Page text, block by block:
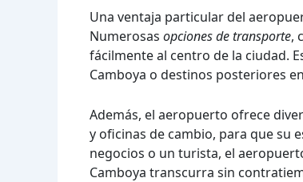
Una ventaja particular del
Numerosas opciones de transporte,
fácilmente al centro de la ciudad.
Camboya o destinos posteriores
Además, el aeropuerto ofrece
y oficinas de cambio, para que su
negocios o un turista, el
Camboya transcurra sin